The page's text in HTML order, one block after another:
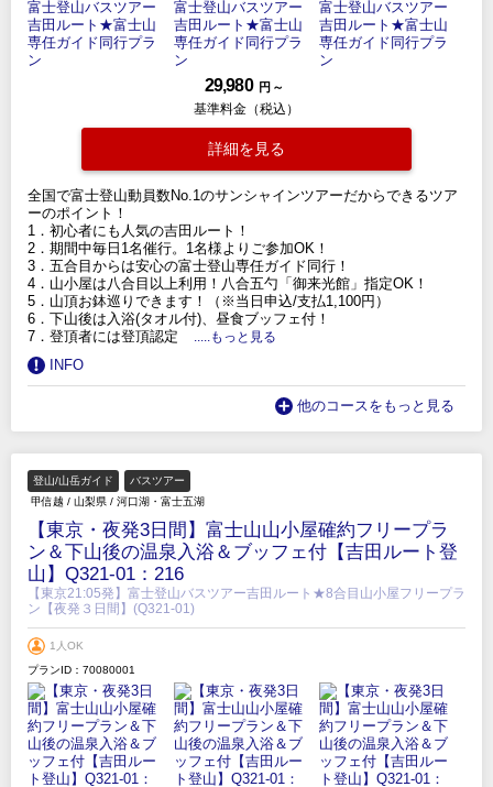
29,980 円 ～
基準料金（税込）
詳細を見る
全国で富士登山動員数No.1のサンシャインツアーだからできるツア
ーのポイント！
1．初心者にも人気の吉田ルート！
2．期間中毎日1名催行。1名様よりご参加OK！
3．五合目からは安心の富士登山専任ガイド同行！
4．山小屋は八合目以上利用！八合五勺「御来光館」指定OK！
5．山頂お鉢巡りできます！（※当日申込/支払1,100円）
6．下山後は入浴(タオル付)、昼食ブッフェ付！
7．登頂者には登頂認定
.....もっと見る
INFO
他のコースをもっと見る
登山/山岳ガイド
バスツアー
甲信越 / 山梨県 / 河口湖・富士五湖
【東京・夜発3日間】富士山山小屋確約フリープラ
ン＆下山後の温泉入浴＆ブッフェ付【吉田ルート登
山】Q321-01：216
【東京21:05発】富士登山バスツアー吉田ルート★8合目山小屋フリープラ
ン【夜発３日間】(Q321-01)
1人OK
プランID：70080001